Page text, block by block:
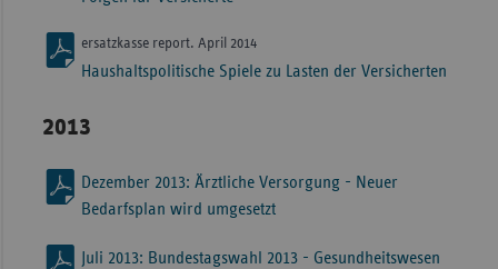
ersatzkasse report. April 2014
Haushaltspolitische Spiele zu Lasten der Versicherten
2013
Dezember 2013: Ärztliche Versorgung - Neuer
Bedarfsplan wird umgesetzt
Juli 2013: Bundestagswahl 2013 - Gesundheitswesen